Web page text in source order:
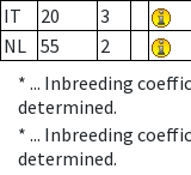
IT
20 3
NL 55 2
* ... Inbreeding
determined.
* ... Inbreeding
determined.